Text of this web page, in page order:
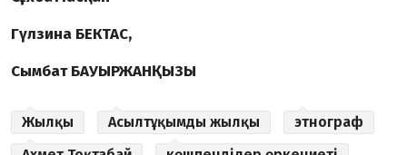
Гүлзина БЕКТАС,
Сымбат БАУЫРЖАНҚЫЗЫ
Жылқы Асылтұқымды жылқы
этнограф